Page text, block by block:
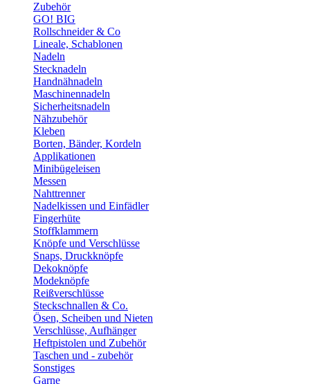
Zubehör
GO! BIG
Rollschneider & Co
Lineale, Schablonen
Nadeln
Stecknadeln
Handnähnadeln
Maschinennadeln
Sicherheitsnadeln
Nähzubehör
Kleben
Borten, Bänder, Kordeln
Applikationen
Minibügeleisen
Messen
Nahttrenner
Nadelkissen und Einfädler
Fingerhüte
Stoffklammern
Knöpfe und Verschlüsse
Snaps, Druckknöpfe
Dekoknöpfe
Modeknöpfe
Reißverschlüsse
Steckschnallen & Co.
Ösen, Scheiben und Nieten
Verschlüsse, Aufhänger
Heftpistolen und Zubehör
Taschen und - zubehör
Sonstiges
Garne